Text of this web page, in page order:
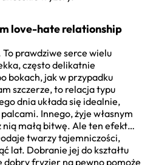
love-hate relationship
prawdziwe serce wielu
często delikatnie
bokach, jak w przypadku
szczerze, to relacja typu
dnia układa się idealnie,
Innego, żyje własnym
nią małą bitwę. Ale ten efekt…
twarzy tajemniczości,
lat. Dobranie jej do kształtu
dobry fryzjer na pewno pomoże